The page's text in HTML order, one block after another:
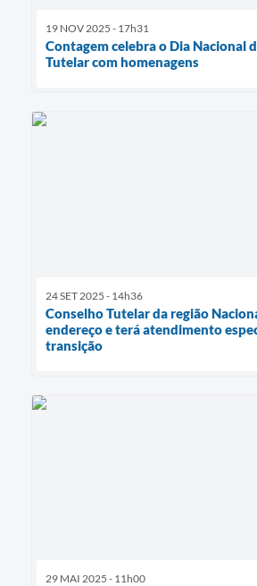
19 NOV 2025 - 17h31
Contagem celebra o Dia Nacional
Tutelar com homenagens
24 SET 2025 - 14h36
Conselho Tutelar da região
endereço e terá atendimento
transição
29 MAI 2025 - 11h00